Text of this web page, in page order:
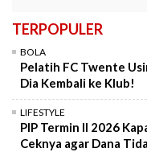
TERPOPULER
BOLA
Pelatih FC Twente
Dia Kembali ke Klub!
LIFESTYLE
PIP Termin II 2026
Ceknya agar Dana